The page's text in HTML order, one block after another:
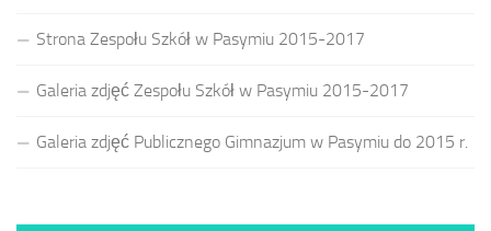
Strona Zespołu Szkół w Pasymiu 2015-2017
Galeria zdjęć Zespołu Szkół w Pasymiu 2015-2017
Galeria zdjęć Publicznego Gimnazjum w Pasymiu do 2015 r.